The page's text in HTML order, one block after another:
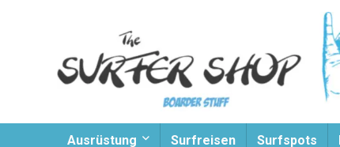
Ausrüstung Surfreisen Surfspots